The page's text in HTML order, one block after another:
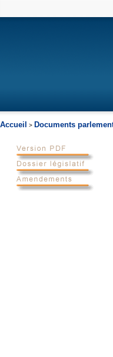
Accueil > Documents